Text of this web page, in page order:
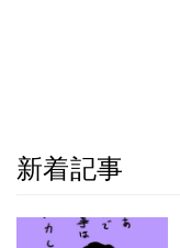
新着記事